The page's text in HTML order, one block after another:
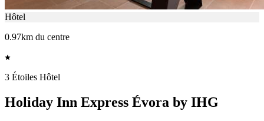
Hôtel
0.97km du centre
3 Étoiles Hôtel
Holiday Inn Express Évora by IHG